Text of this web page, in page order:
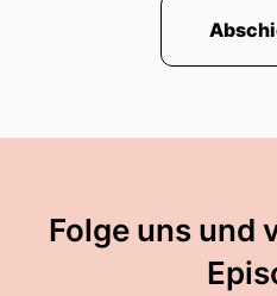
Folge uns und